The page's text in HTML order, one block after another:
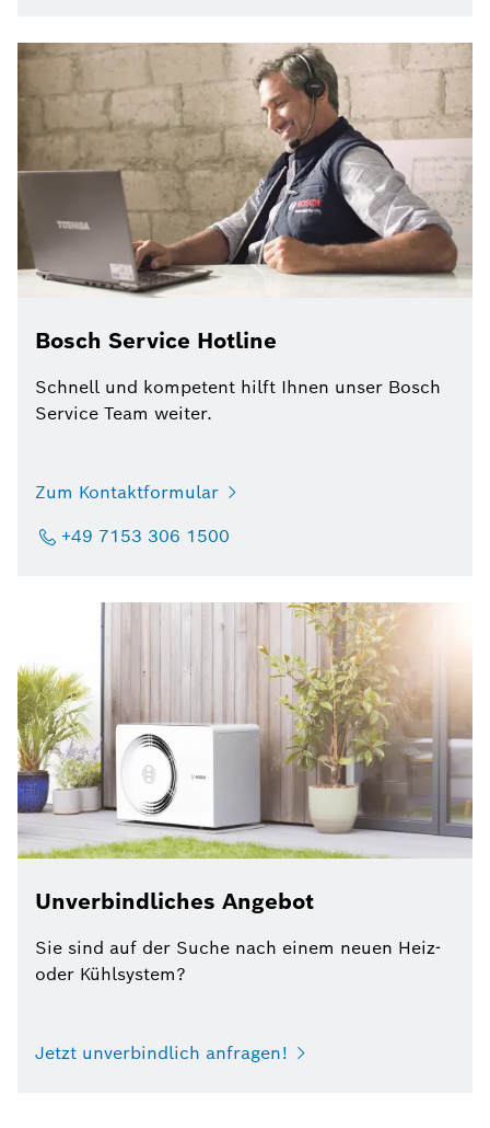
Bosch Service Hotline
Schnell und kompetent hilft Ihnen unser Bosch
Service Team weiter.
Zum Kontaktformular
+49 7153 306 1500
Unverbindliches Angebot
Sie sind auf der Suche nach einem neuen Heiz-
oder Kühlsystem?
Jetzt unverbindlich anfragen!